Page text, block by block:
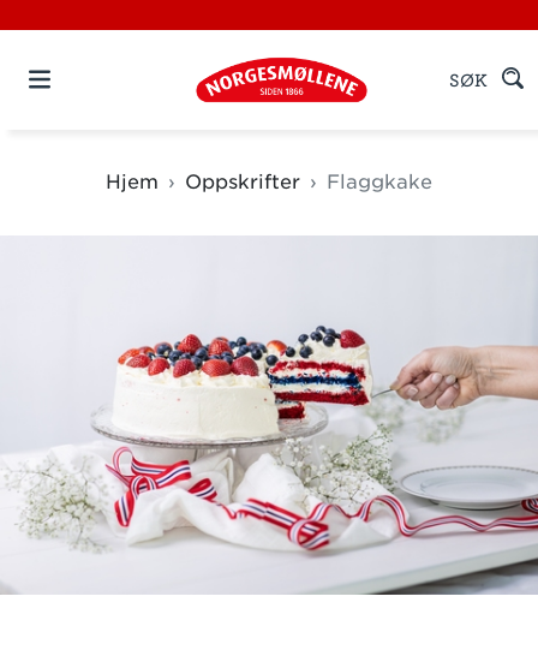
SØK
Hjem Oppskrifter Flaggkake